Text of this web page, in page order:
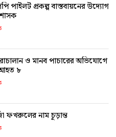
পাইলট প্রকল্প বাস্তবায়নের উদ্যোগ
ও মানব পাচারের অভিযোগে
আহত ৮
ফখরুলের নাম চূড়ান্ত